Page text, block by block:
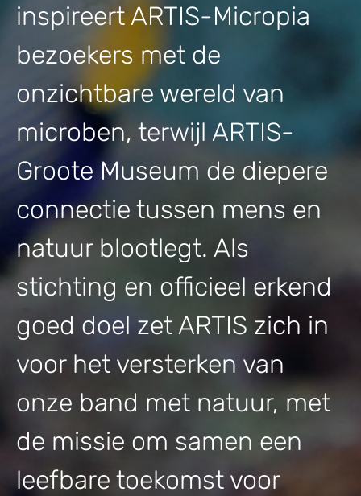
inspireert ARTIS-Micropia
bezoekers met de
onzichtbare wereld van
microben, terwijl ARTIS-
Groote Museum de diepere
connectie tussen mens en
natuur blootlegt. Als
stichting en officieel erkend
goed doel zet ARTIS zich in
voor het versterken van
onze band met natuur, met
de missie om samen een
leefbare toekomst voor